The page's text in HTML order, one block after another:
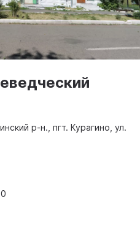
р-н., пгт. Курагино, ул.